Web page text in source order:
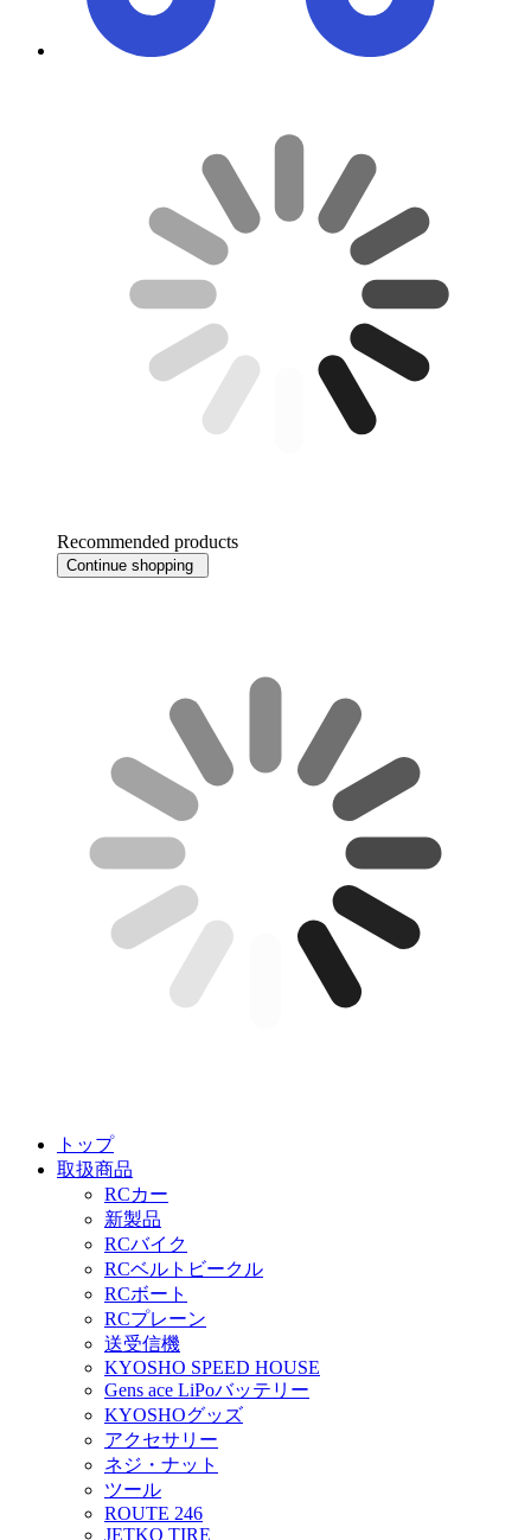
Recommended products
Continue shopping
トップ
取扱商品
RCカー
新製品
RCバイク
RCベルトビークル
RCボート
RCプレーン
送受信機
KYOSHO SPEED HOUSE
Gens ace LiPoバッテリー
KYOSHOグッズ
アクセサリー
ネジ・ナット
ツール
ROUTE 246
JETKO TIRE